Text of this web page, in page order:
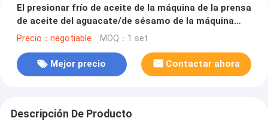
El presionar frío de aceite de la máquina de la prensa
de aceite del aguacate/de sésamo de la máquina
automática de la prensa
Precio：negotiable MOQ：1 set
Mejor precio Contactar ahora
Descripción De Producto